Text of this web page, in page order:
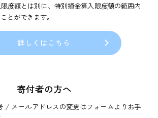
度額とは別に、 特別損金算入限度額の範囲内
とができます。
詳しくはこちら
寄付者の方へ
/ メールアドレスの変更はフォームよりお手